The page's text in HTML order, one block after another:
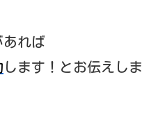
れば
します！とお伝えしま